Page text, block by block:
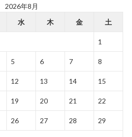
2026年8月
水 木 金 土
1
5 6 7 8
12 13 14 15
19 20 21 22
26 27 28 29